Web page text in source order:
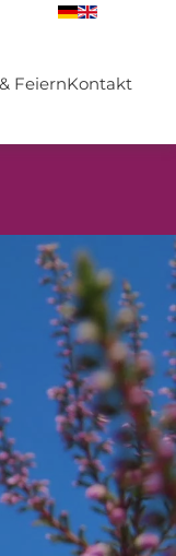
FeiernKontakt